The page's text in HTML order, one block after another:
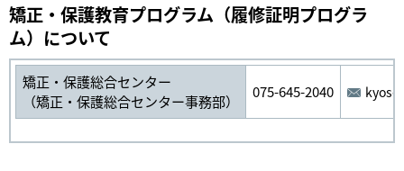
矯正・保護教育プログラム（履修証明プログラ
ム）について
矯正・保護総合センター
（矯正・保護総合センター事務部）
075-645-2040